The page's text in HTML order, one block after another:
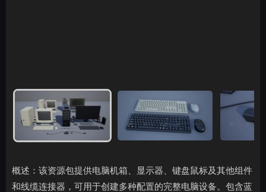
概述：该资源包提供电脑机箱、显示器、键盘鼠标及其他组件
和线缆连接器，可用于创建多种配置的完整电脑设备。包含蓝